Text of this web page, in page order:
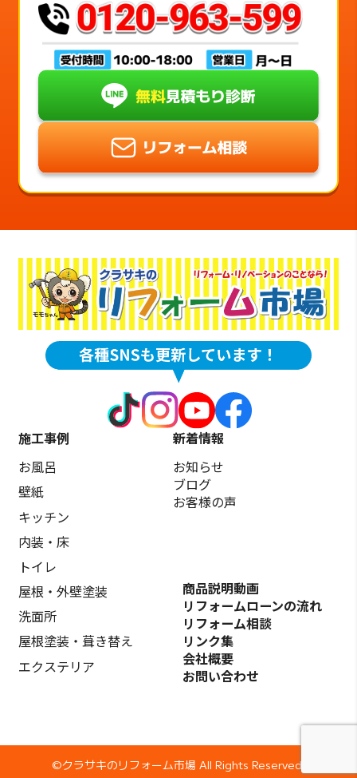
施工事例
お風呂
壁紙
キッチン
内装・床
トイレ
屋根・外壁塗装
洗面所
屋根塗装・葺き替え
エクステリア
新着情報
お知らせ
ブログ
お客様の声
商品説明動画
リフォームローンの流れ
リフォーム相談
リンク集
会社概要
お問い合わせ
©️クラサキのリフォーム市場 All Rights Reserved.